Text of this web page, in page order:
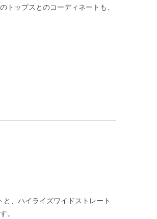
トップスとのコーディネートも、
、ハイライズワイドストレート
。